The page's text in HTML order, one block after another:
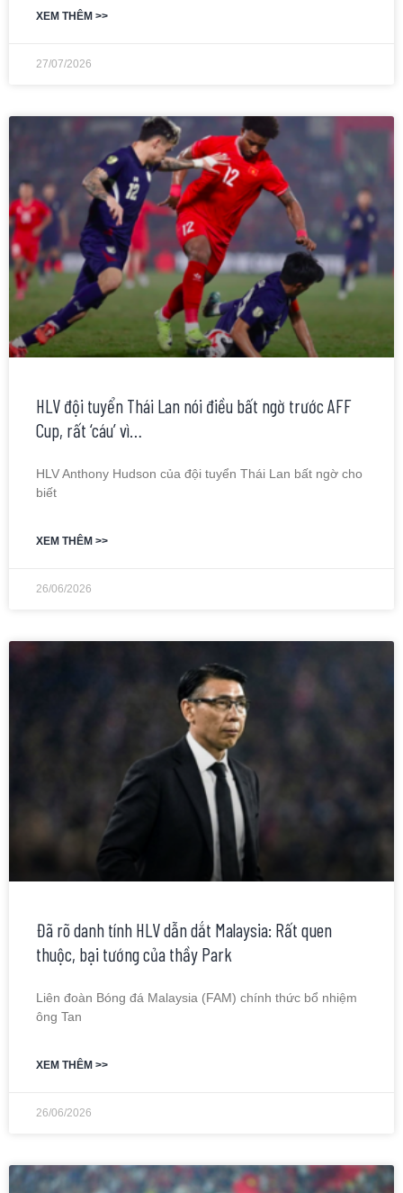
XEM THÊM >>
27/07/2026
HLV đội tuyển Thái Lan nói điều bất ngờ trước AFF
Cup, rất ‘cáu’ vì…
HLV Anthony Hudson của đội tuyển Thái Lan bất ngờ cho
biết
XEM THÊM >>
26/06/2026
Đã rõ danh tính HLV dẫn dắt Malaysia: Rất quen
thuộc, bại tướng của thầy Park
Liên đoàn Bóng đá Malaysia (FAM) chính thức bổ nhiệm
ông Tan
XEM THÊM >>
26/06/2026